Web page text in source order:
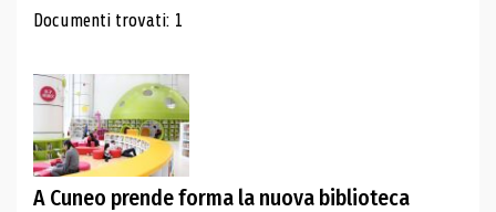
Risultati di ricerca
Documenti trovati: 1
A Cuneo prende forma la nuova biblioteca